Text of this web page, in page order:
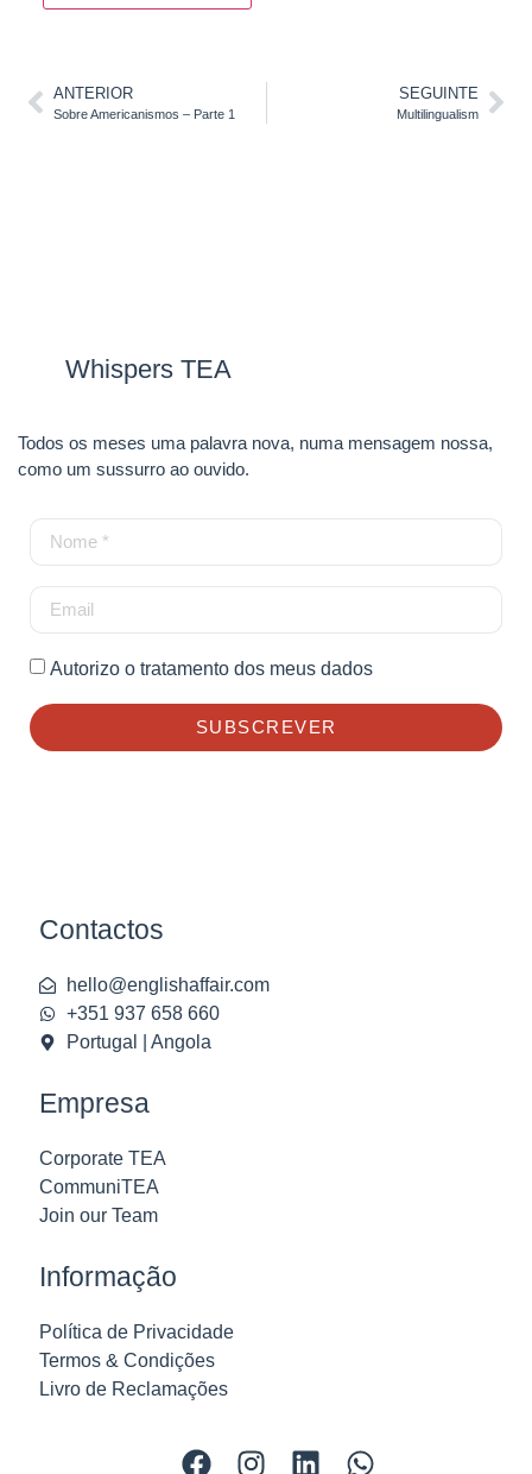
ANTERIOR
Sobre Americanismos – Parte 1
SEGUINTE
Multilingualism
Whispers TEA
Todos os meses uma palavra nova, numa mensagem nossa,
como um sussurro ao ouvido.
Autorizo o tratamento dos meus dados
SUBSCREVER
Contactos
hello@englishaffair.com
+351 937 658 660
Portugal | Angola
Empresa
Corporate TEA
CommuniTEA
Join our Team
Informação
Política de Privacidade
Termos & Condições
Livro de Reclamações